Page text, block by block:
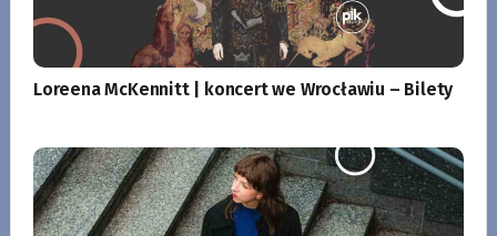
Loreena McKennitt | koncert we Wrocławiu – Bilety